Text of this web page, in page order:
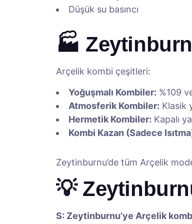
Düşük su basıncı
🏭
Arçelik kombi çeşitleri:
Yoğuşmalı Kombiler: %109
Atmosferik Kombiler: Klasik
Hermetik Kombiler: Kapalı
Kombi Kazan (Sadece
Zeytinburnu’de tüm Arçelik
💡
S: Zeytinburnu’ye Arçelik